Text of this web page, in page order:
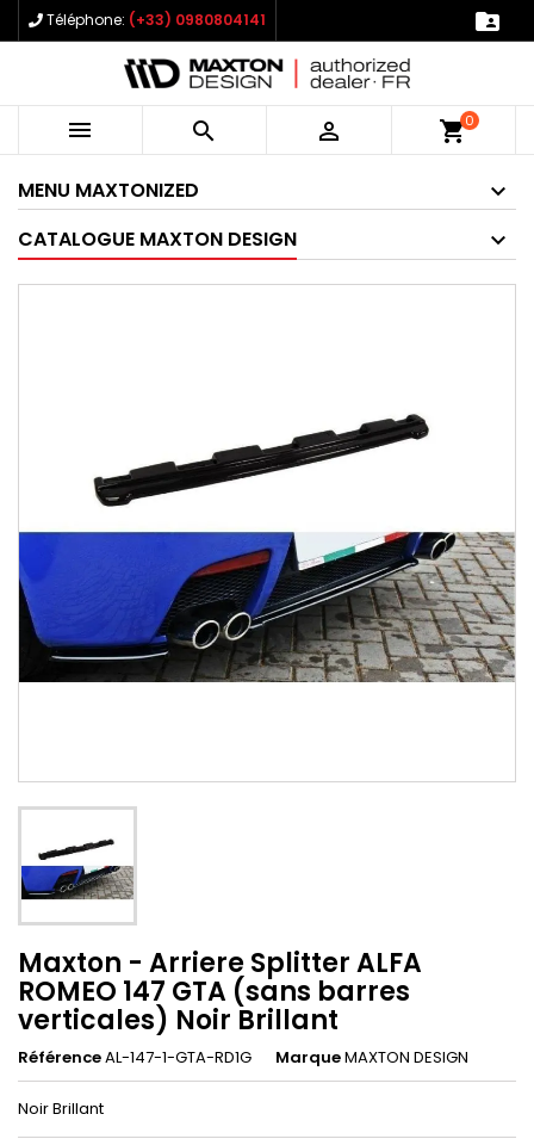
Téléphone: (+33) 0980804141 
   shopping_cart0
MENU MAXTONIZED
CATALOGUE MAXTON DESIGN
Maxton - Arriere Splitter ALFA
ROMEO 147 GTA (sans barres
verticales) Noir Brillant
RéférenceAL-147-1-GTA-RD1G MarqueMAXTON DESIGN
Noir Brillant